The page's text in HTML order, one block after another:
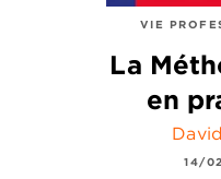
VIE
La
en
14/